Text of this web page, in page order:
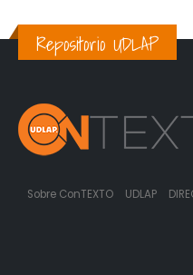
Repositorio UDLAP
Sobre ConTEXTO UDLAP